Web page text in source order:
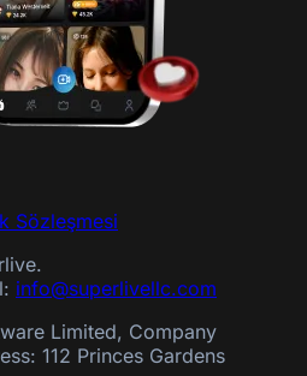
Sözleşmesi
info@superlivellc.com
Limited, Company
112 Princes Gardens